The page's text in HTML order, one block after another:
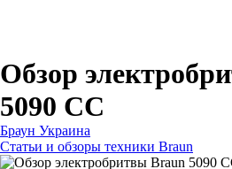
Обзор
5090 СС
Браун Украина
Статьи и обзоры техники Braun